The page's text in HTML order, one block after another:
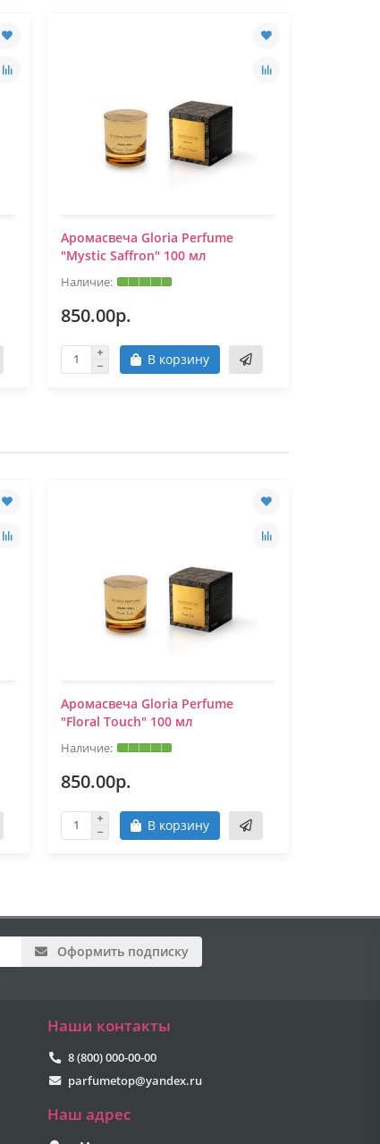
Аромасвеча Gloria Perfume
"Mystic Saffron" 100 мл
850.00р.
В корзину
Аромасвеча Gloria Perfume
"Floral Touch" 100 мл
850.00р.
В корзину
Оформить подписку
Наши контакты
8 (800) 000-00-00
parfumetop@yandex.ru
Наш адрес